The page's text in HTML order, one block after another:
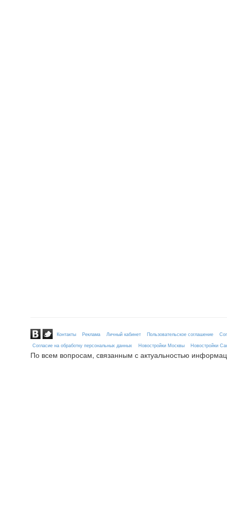
Контакты Реклама Личный кабинет Пользовательское соглашение
Согласие на обработку персональных данных
Новостройки Москвы Новостройки
По всем вопросам, связанным с актуальностью